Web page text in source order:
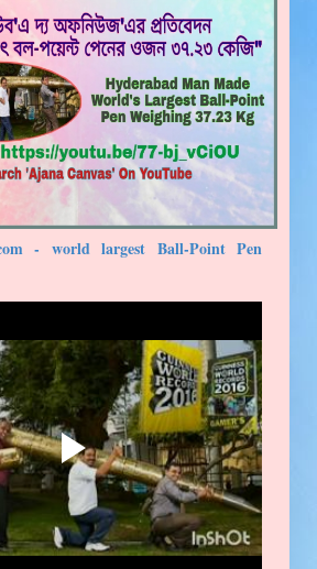
- world largest Ball-Point Pen